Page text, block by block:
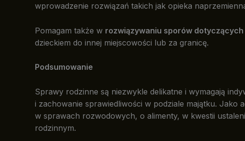
wprowadzenie rozwiązań takich jak opieka
Pomagam także w rozwiązywaniu sporów
dzieckiem do innej miejscowości lub za granicę.
Podsumowanie
Sprawy rodzinne są niezwykle delikatne i wymagają
i zachowanie sprawiedliwości w podziale majątku.
w sprawach rozwodowych, o alimenty, w kwestii
rodzinnym.